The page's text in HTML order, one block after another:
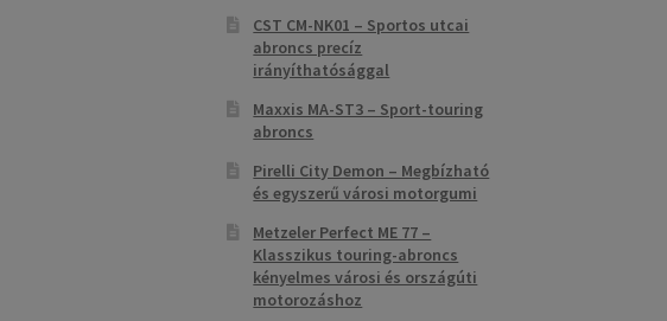
CST CM-NK01 – Sportos utcai
abroncs precíz
irányíthatósággal
Maxxis MA-ST3 – Sport-touring
abroncs
Pirelli City Demon – Megbízható
és egyszerű városi motorgumi
Metzeler Perfect ME 77 –
Klasszikus touring-abroncs
kényelmes városi és országúti
motorozáshoz